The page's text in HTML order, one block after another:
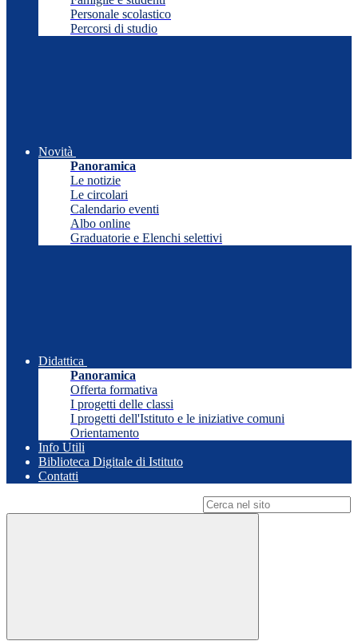
Personale scolastico
Percorsi di studio
Novità
Panoramica
Le notizie
Le circolari
Calendario eventi
Albo online
Graduatorie e Elenchi selettivi
Didattica
Panoramica
Offerta formativa
I progetti delle classi
I progetti dell'Istituto e le iniziative comuni
Orientamento
Info Utili
Biblioteca Digitale di Istituto
Contatti